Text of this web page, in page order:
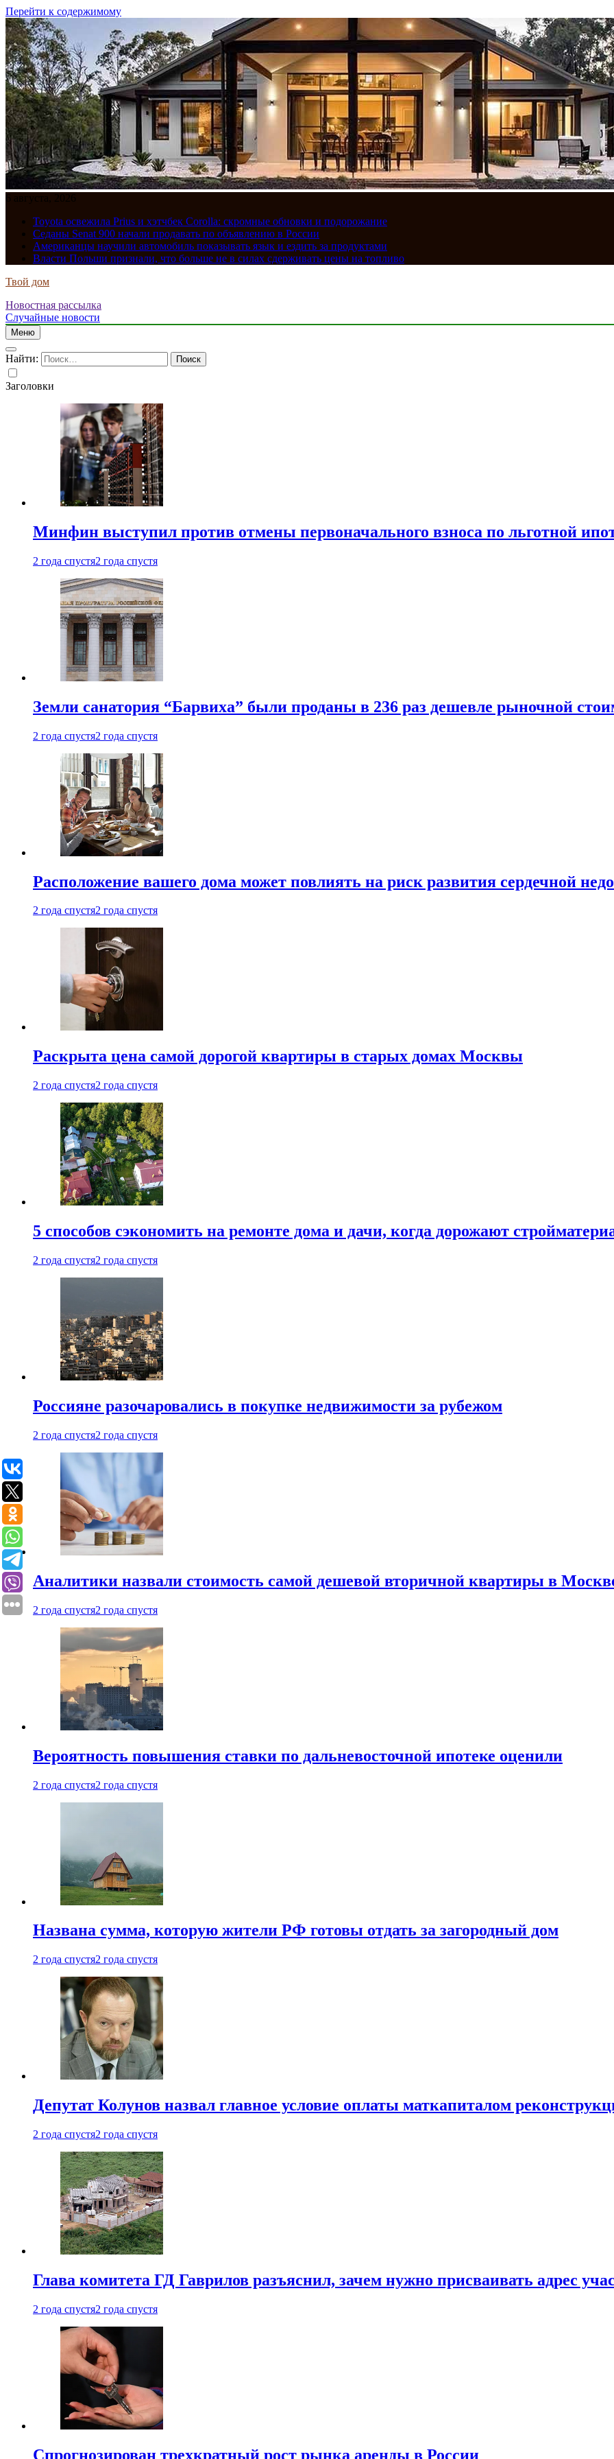
Перейти к содержимому
6 августа, 2026
Toyota освежила Prius и хэтчбек Corolla: скромные обновки и подорожание
Седаны Senat 900 начали продавать по объявлению в России
Американцы научили автомобиль показывать язык и ездить за продуктами
Власти Польши признали, что больше не в силах сдерживать цены на топливо
Твой дом
Новостная рассылка
Случайные новости
Меню
Найти:
Заголовки
Минфин выступил против отмены первоначального взноса по льготной
2 года спустя2 года спустя
Земли санатория “Барвиха” были проданы в 236 раз дешевле рыночной
2 года спустя2 года спустя
Расположение вашего дома может повлиять на риск развития сердечной
2 года спустя2 года спустя
Раскрыта цена самой дорогой квартиры в старых домах Москвы
2 года спустя2 года спустя
5 способов сэкономить на ремонте дома и дачи, когда дорожают
2 года спустя2 года спустя
Россияне разочаровались в покупке недвижимости за рубежом
2 года спустя2 года спустя
Аналитики назвали стоимость самой дешевой вторичной квартиры в
2 года спустя2 года спустя
Вероятность повышения ставки по дальневосточной ипотеке оценили
2 года спустя2 года спустя
Названа сумма, которую жители РФ готовы отдать за загородный дом
2 года спустя2 года спустя
Депутат Колунов назвал главное условие оплаты маткапиталом
2 года спустя2 года спустя
Глава комитета ГД Гаврилов разъяснил, зачем нужно присваивать адрес
2 года спустя2 года спустя
Спрогнозирован трехкратный рост рынка аренды в России